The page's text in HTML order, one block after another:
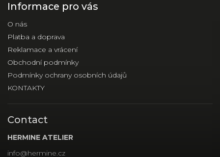
Informace pro vás
O nás
Platba a doprava
Reklamace a vrácení
Obchodní podmínky
Podmínky ochrany osobních údajů
KONTAKTY
Contact
HERMINE ATELIER
info@hermine.cz